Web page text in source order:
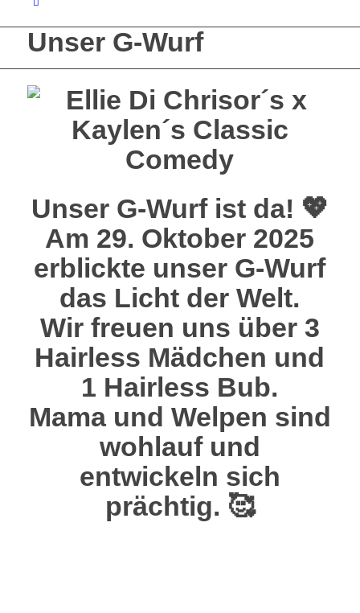
Unser G-Wurf
Unser G-Wurf ist da! 💖
Am 29. Oktober 2025
erblickte unser G-Wurf
das Licht der Welt.
Wir freuen uns über 3
Hairless Mädchen und
1 Hairless Bub.
Mama und Welpen sind
wohlauf und
entwickeln sich
prächtig. 🥰